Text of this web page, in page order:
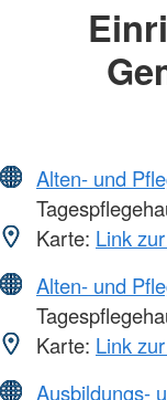
Alten- und
Karte: Link
Alten- und
Karte: Link
Ausbildungs-